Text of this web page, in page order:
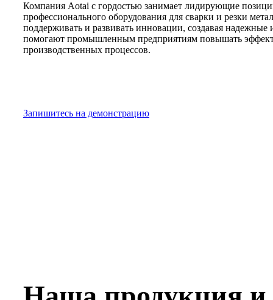
Компания Aotai с гордостью занимает лидирующие
профессионального оборудования для сварки и резки
поддерживать и развивать инновации, создавая
помогают промышленным предприятиям повышать
производственных процессов.
Запишитесь на демонстрацию